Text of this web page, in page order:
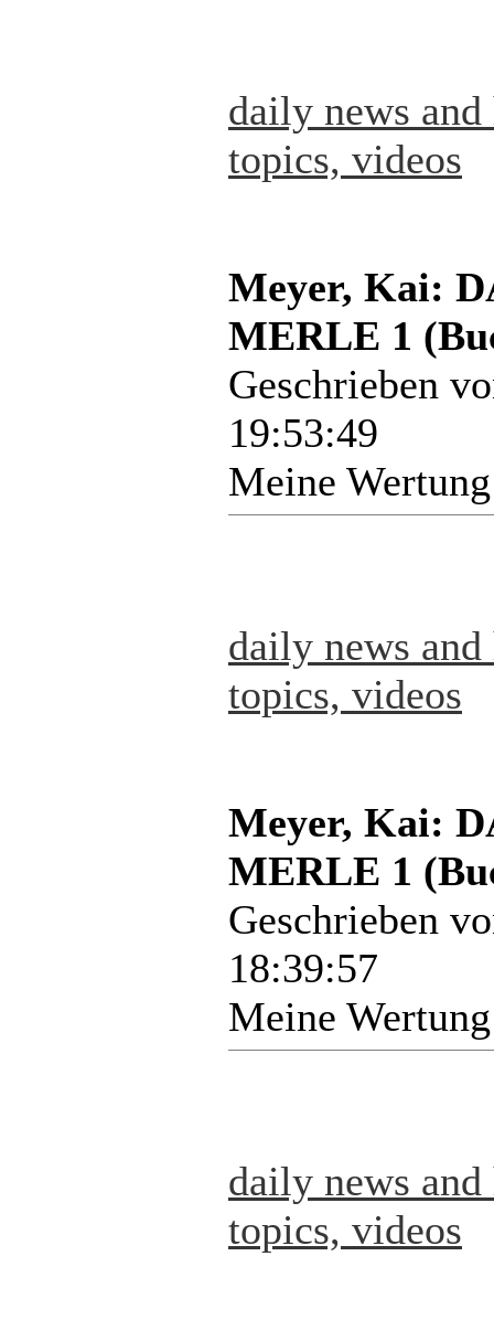
daily news
topics, videos
Meyer, Kai:
MERLE 1
Geschrieben
19:53:49
Meine
daily news
topics, videos
Meyer, Kai:
MERLE 1
Geschrieben
18:39:57
Meine
daily news
topics, videos